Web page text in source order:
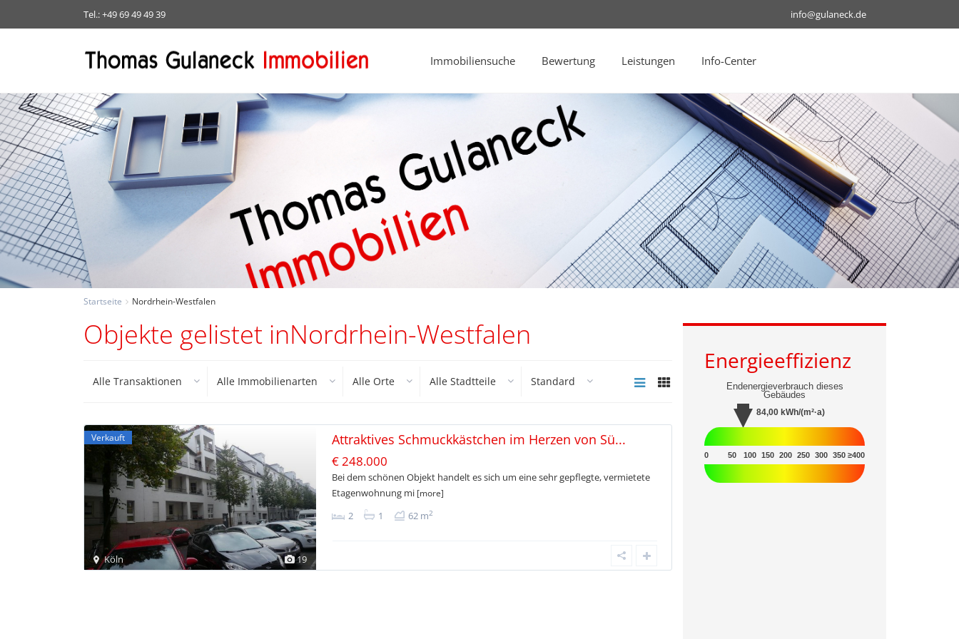
Tel.: +49 69 49 49 39 info@gulaneck.de
Immobiliensuche Bewertung Leistungen Info-Center
Startseite Nordrhein-Westfalen
Objekte gelistet inNordrhein-Westfalen
Alle Transaktionen Alle Immobilienarten Alle Orte Alle Stadtteile Standard
19
Köln
Verkauft Attraktives Schmuckkästchen im Herzen von Sü...
€ 248.000
Bei dem schönen Objekt handelt es sich um eine sehr gepflegte, vermietete
Etagenwohnung mi [more]
2 1 62 m2
Energieeffizienz
Endenergieverbrauch dieses
Gebäudes
84,00 kWh/(m²·a)
0 50 100 150 200 250 300 350 ≥400